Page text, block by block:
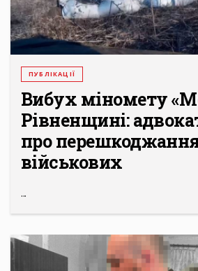
ПУБЛІКАЦІЇ
Вибух міномету
Рівненщині:
про
військових
...